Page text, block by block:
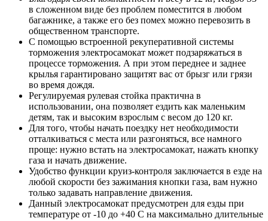
в сложенном виде без проблем поместится в любом
багажнике, а также его без помех можно перевозить в
общественном транспорте.
С помощью встроенной рекуперативной системы
торможения электросамокат может подзаряжаться в
процессе торможения. А при этом переднее и заднее
крылья гарантировано защитят вас от брызг или грязи
во время дождя.
Регулируемая рулевая стойка практична в
использовании, она позволяет ездить как маленьким
детям, так и высоким взрослым с весом до 120 кг.
Для того, чтобы начать поездку нет необходимости
отталкиваться с места или разгоняться, все намного
проще: нужно встать на электросамокат, нажать кнопку
газа и начать движение.
Удобство функции круиз-контроля заключается в езде на
любой скорости без зажимания кнопки газа, вам нужно
только задавать направление движения.
Данный электросамокат предусмотрен для езды при
температуре от -10 до +40 С на максимально длительные